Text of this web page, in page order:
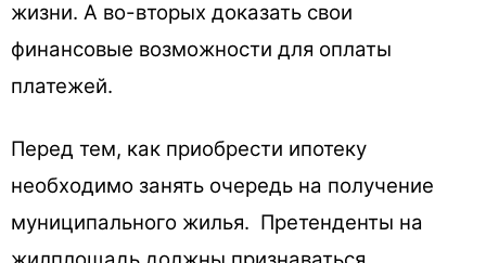
жизни. А во-вторых доказать свои
финансовые возможности для оплаты
платежей.
Перед тем, как приобрести ипотеку
необходимо занять очередь на получение
муниципального жилья. Претенденты на